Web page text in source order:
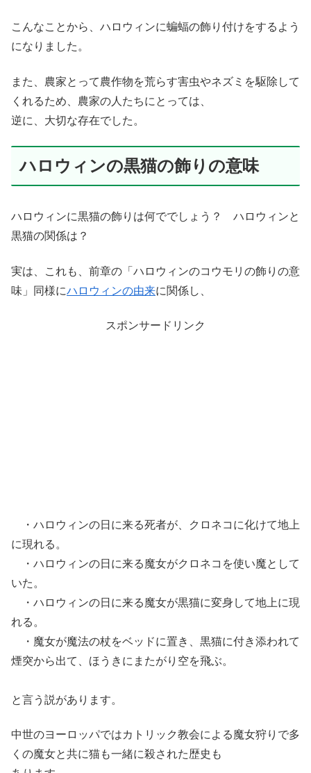
こんなことから、ハロウィンに蝙蝠の飾り付けをするよう
になりました。
また、農家とって農作物を荒らす害虫やネズミを駆除して
くれるため、農家の人たちにとっては、
逆に、大切な存在でした。
ハロウィンの黒猫の飾りの意味
ハロウィンに黒猫の飾りは何ででしょう？ ハロウィンと
黒猫の関係は？
実は、これも、前章の「ハロウィンのコウモリの飾りの意
味」同様にハロウィンの由来に関係し、
スポンサードリンク
・ハロウィンの日に来る死者が、クロネコに化けて地上
に現れる。
・ハロウィンの日に来る魔女がクロネコを使い魔として
いた。
・ハロウィンの日に来る魔女が黒猫に変身して地上に現
れる。
・魔女が魔法の杖をベッドに置き、黒猫に付き添われて
煙突から出て、ほうきにまたがり空を飛ぶ。
と言う説があります。
中世のヨーロッパではカトリック教会による魔女狩りで多
くの魔女と共に猫も一緒に殺された歴史も